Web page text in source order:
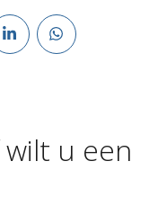
wilt u een